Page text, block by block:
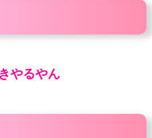
やるやん